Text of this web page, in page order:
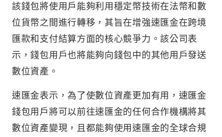
該錢包將使用戶能夠利用穩定幣技術在法幣和數
位貨幣之間進行轉移，其旨在增強速匯金在跨境
匯款和支付結算方面的核心競爭力。該公司表
示，錢包用戶也將能夠向錢包中的其他用戶發送
數位資產。
速匯金表示，為了使數位資產更加有用，速匯金
錢包用戶將可以前往速匯金的任何合作機構將其
數位資產變現，且都能夠使用速匯金的全球合規